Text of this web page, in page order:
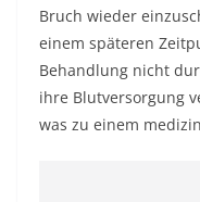
Bruch wieder
einem späteren
Behandlung nicht
ihre Blutversorgung
was zu einem